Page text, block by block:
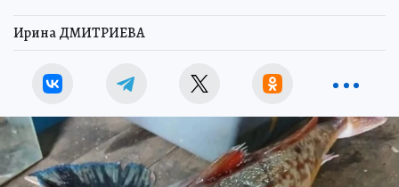
Ирина ДМИТРИЕВА